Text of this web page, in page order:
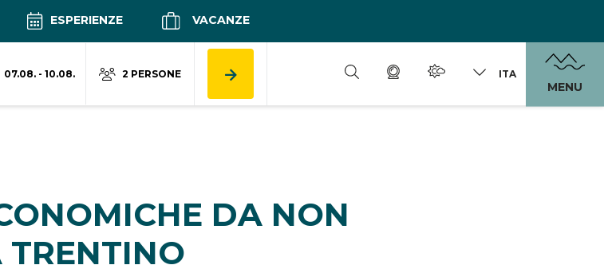
ESPERIENZE VACANZE
07.08. - 10.08. 2 PERSONE ITA
MENU
DA NON
TRENTINO